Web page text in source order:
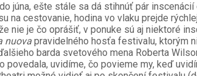
júna, ešte stále sa dá stihnúť pár
na cestovanie, hodina vo vlaku prejde
je čo oprášiť, v ponuke sú aj niektoré
nuova pravidelného hosťa festivalu, ktorým
barda svetového mena Roberta
povedala, uvidíme, čo povieme my, keď